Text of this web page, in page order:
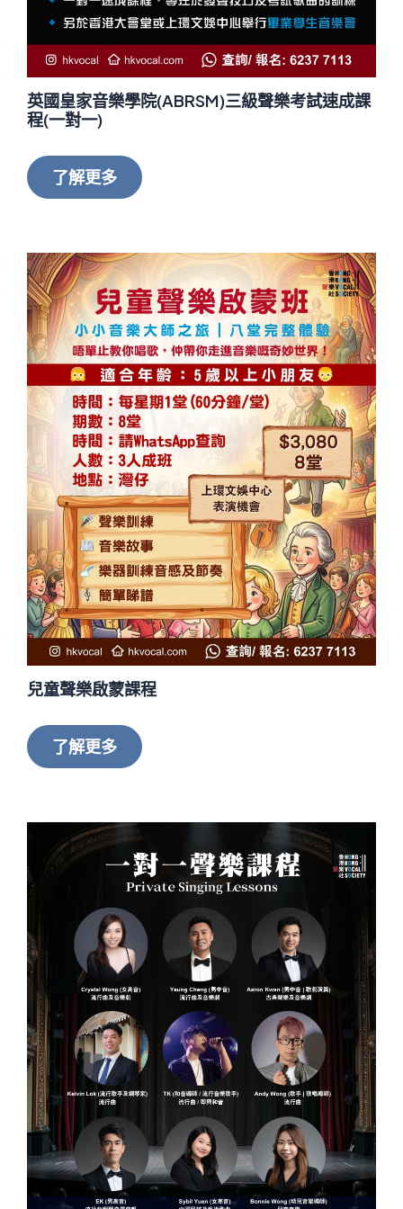
英國皇家音樂學院(ABRSM)三級聲樂考試速成課
程(一對一)
了解更多
兒童聲樂啟蒙課程
了解更多